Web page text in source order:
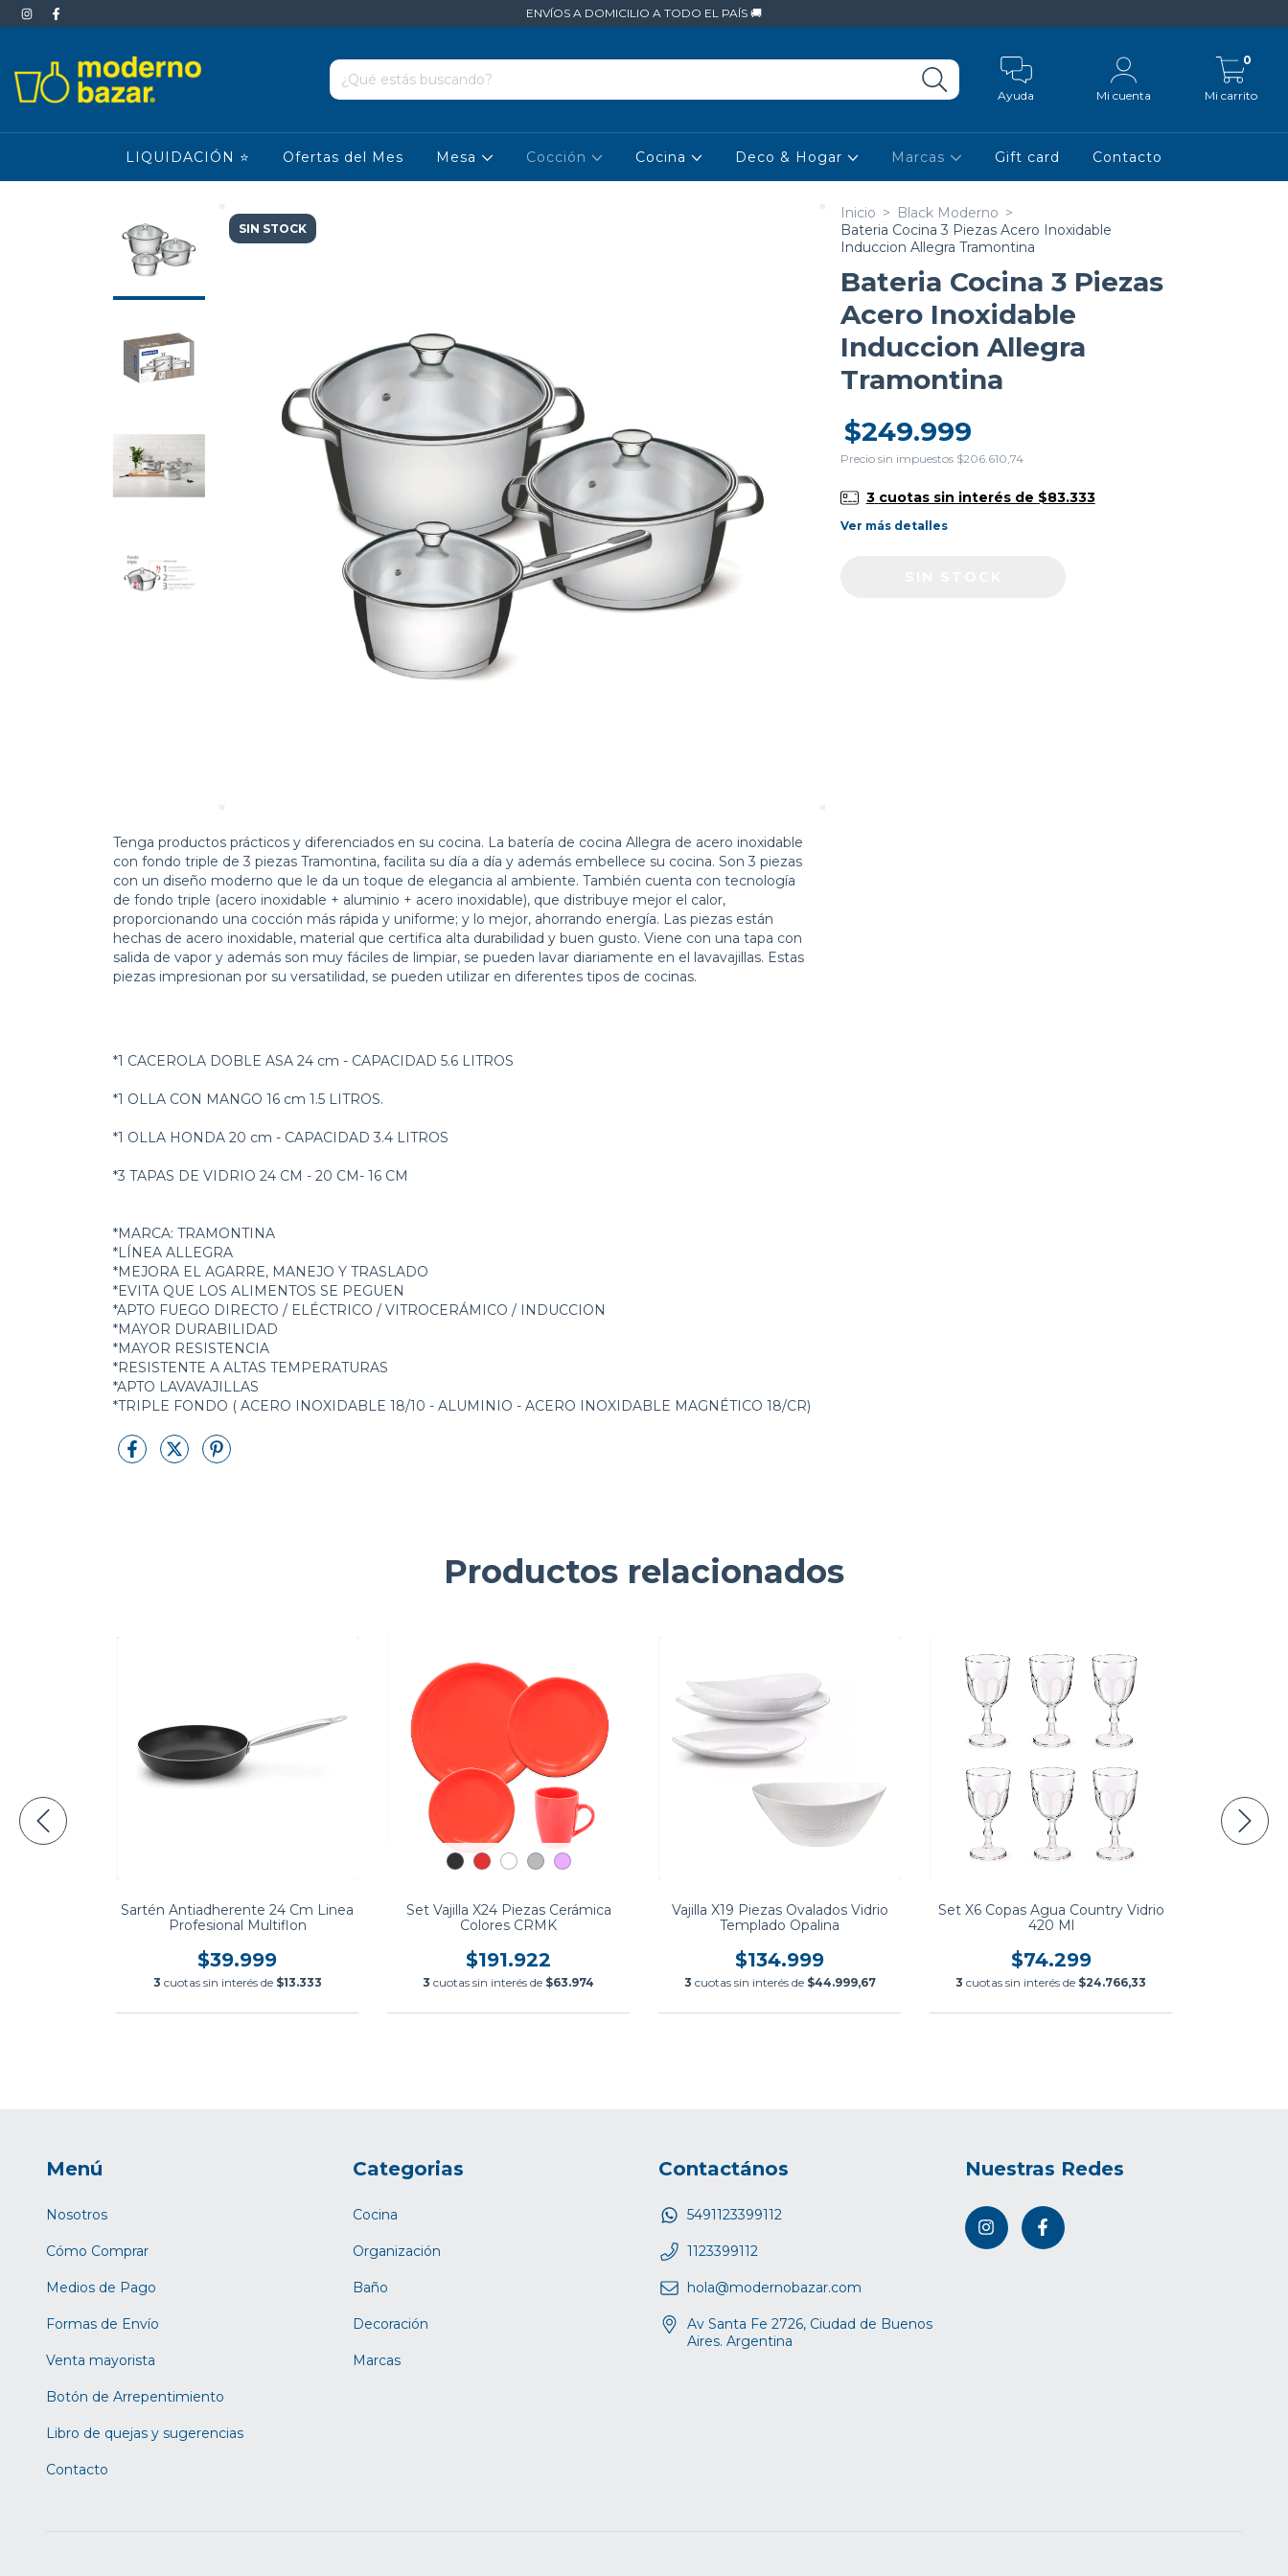
ENVÍOS A DOMICILIO A TODO EL PAÍS 🚚
Ayuda Mi cuenta Mi carrito
0
LIQUIDACIÓN ⭐ Ofertas del Mes Mesa Cocción Cocina Deco & Hogar Marcas Gift card Contacto
SIN STOCK
Tenga productos prácticos y diferenciados en su cocina. La batería de cocina Allegra de acero inoxidable
con fondo triple de 3 piezas Tramontina, facilita su día a día y además embellece su cocina. Son 3 piezas
con un diseño moderno que le da un toque de elegancia al ambiente. También cuenta con tecnología
de fondo triple (acero inoxidable + aluminio + acero inoxidable), que distribuye mejor el calor,
proporcionando una cocción más rápida y uniforme; y lo mejor, ahorrando energía. Las piezas están
hechas de acero inoxidable, material que certifica alta durabilidad y buen gusto. Viene con una tapa con
salida de vapor y además son muy fáciles de limpiar, se pueden lavar diariamente en el lavavajillas. Estas
piezas impresionan por su versatilidad, se pueden utilizar en diferentes tipos de cocinas.
*1 CACEROLA DOBLE ASA 24 cm - CAPACIDAD 5.6 LITROS
*1 OLLA CON MANGO 16 cm 1.5 LITROS.
*1 OLLA HONDA 20 cm - CAPACIDAD 3.4 LITROS
*3 TAPAS DE VIDRIO 24 CM - 20 CM- 16 CM
*MARCA: TRAMONTINA
*LÍNEA ALLEGRA
*MEJORA EL AGARRE, MANEJO Y TRASLADO
*EVITA QUE LOS ALIMENTOS SE PEGUEN
*APTO FUEGO DIRECTO / ELÉCTRICO / VITROCERÁMICO / INDUCCION
*MAYOR DURABILIDAD
*MAYOR RESISTENCIA
*RESISTENTE A ALTAS TEMPERATURAS
*APTO LAVAVAJILLAS
*TRIPLE FONDO ( ACERO INOXIDABLE 18/10 - ALUMINIO - ACERO INOXIDABLE MAGNÉTICO 18/CR)
Inicio > Black Moderno >
Bateria Cocina 3 Piezas Acero Inoxidable
Induccion Allegra Tramontina
Bateria Cocina 3 Piezas
Acero Inoxidable
Induccion Allegra
Tramontina
$249.999
Precio sin impuestos $206.610,74
3 cuotas sin interés de $83.333
Ver más detalles
Productos relacionados
Sartén Antiadherente 24 Cm Linea
Profesional Multiflon
$39.999
3 cuotas sin interés de $13.333
Set Vajilla X24 Piezas Cerámica
Colores CRMK
$191.922
3 cuotas sin interés de $63.974
Vajilla X19 Piezas Ovalados Vidrio
Templado Opalina
$134.999
3 cuotas sin interés de $44.999,67
Set X6 Copas Agua Country Vidrio
420 Ml
$74.299
3 cuotas sin interés de $24.766,33
Menú
Nosotros
Cómo Comprar
Medios de Pago
Formas de Envío
Venta mayorista
Botón de Arrepentimiento
Libro de quejas y sugerencias
Contacto
Categorias
Cocina
Organización
Baño
Decoración
Marcas
Contactános
5491123399112
1123399112
hola@modernobazar.com
Av Santa Fe 2726, Ciudad de Buenos
Aires. Argentina
Nuestras Redes